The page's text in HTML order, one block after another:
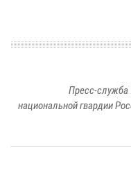
Пресс-служба
национальной гвардии